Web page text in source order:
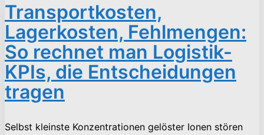
Transportkosten,
Lagerkosten, Fehlmengen:
So rechnet man Logistik-
KPIs, die Entscheidungen
tragen
Selbst kleinste Konzentrationen gelöster Ionen stören